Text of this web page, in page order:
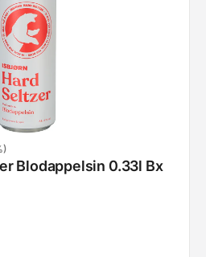
Blodappelsin 0.33l Bx